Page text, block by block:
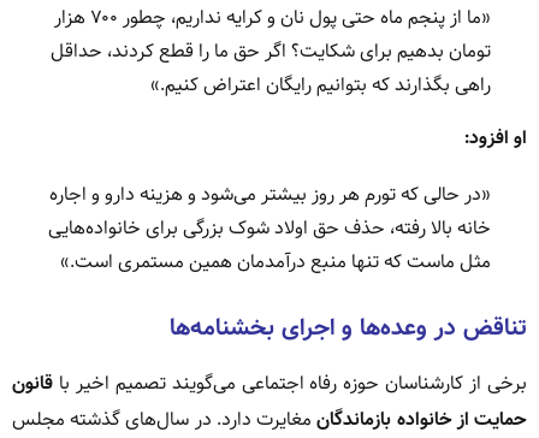
«ما از پنجم ماه حتی پول نان و کرایه نداریم، چطور ۷۰۰ هزار
تومان بدهیم برای شکایت؟ اگر حق ما را قطع کردند، حداقل
راهی بگذارند که بتوانیم رایگان اعتراض کنیم.»
او افزود:
«در حالی که تورم هر روز بیشتر می‌شود و هزینه دارو و اجاره
خانه بالا رفته، حذف حق اولاد شوک بزرگی برای خانواده‌هایی
مثل ماست که تنها منبع درآمدمان همین مستمری است.»
تناقض در وعده‌ها و اجرای بخشنامه‌ها
برخی از کارشناسان حوزه رفاه اجتماعی می‌گویند تصمیم اخیر با قانون
حمایت از خانواده بازماندگانمغایرت دارد. در سال‌های گذشته مجلس